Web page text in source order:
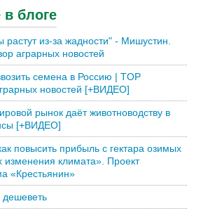
в блоге
растут из-за жадности" - Мишустин.
аграрных новостей
семена в Россию | TOP
новостей [+ВИДЕО]
рынок даёт животноводству в
[+ВИДЕО]
повысить прибыль с гектара озимых
изменения климата». Проект
«Крестьянин»